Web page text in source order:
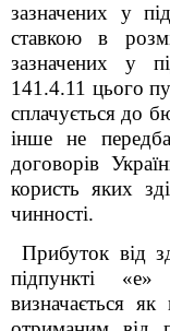
зазначених у
ставкою в
зазначених у
141.4.11 цього
сплачується до
інше не
договорів
користь яких
чинності.
Прибуток від
підпункті
визначається